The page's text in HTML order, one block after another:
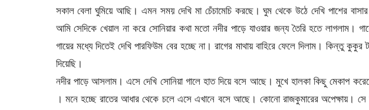
সকাল বেলা ঘুমিয়ে আছি। এমন সময় দেখি মা চেঁচামেচি করছে। ঘুম থেকে উঠে দেখি পাশের
আমি সেদিকে খেয়াল না করে সোনিয়ার কথা মতো নদীর পাড়ে যাওয়ার জন্য তৈরি হতে লাগলাম।
গায়ের মধ্যে দিতেই দেখি পারফিউম বের হচ্ছে না। রাগের মাথায় বাহিরে ফেলে দিলাম। কিন্তু
দিয়েছি।
নদীর পাড়ে আসলাম। এসে দেখি সোনিয়া গালে হাত দিয়ে বসে আছে। মুখে হালকা কিছু মেকাপ
। মনে হচ্ছে রাতের আধার থেকে চলে এসে এখানে বসে আছে। কোনো রাজকুমারের অপেক্ষায়।